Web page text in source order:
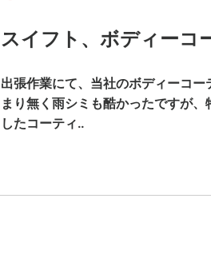
スイフト、ボディーコ
出張作業にて、当社のボディーコー
まり無く雨シミも酷かったですが
したコーティ..